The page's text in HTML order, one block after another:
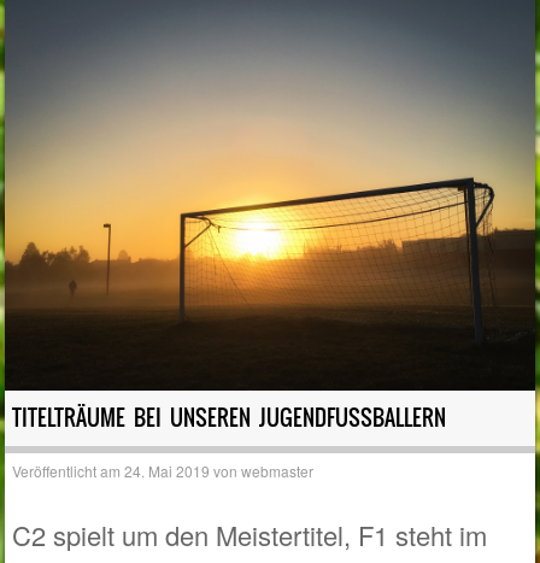
TITELTRÄUME BEI UNSEREN JUGENDFUSSBALLERN
Veröffentlicht am24. Mai 2019 vonwebmaster
C2 spielt um den Meistertitel, F1 steht im